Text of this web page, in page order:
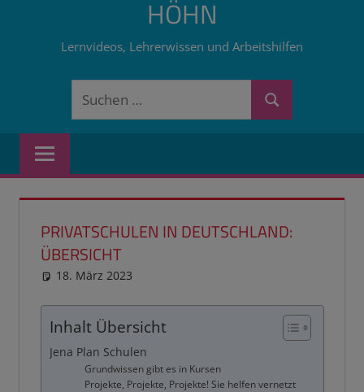
HÖHN
Lernvideos, Lehrerwissen und Arbeitshilfen
Suchen
Suchen
PRIVATSCHULEN IN DEUTSCHLAND:
ÜBERSICHT
18. März 2023
Inhalt Übersicht
Jena Plan Schulen
Grundwissen gibt es in Kursen
Projekte, Projekte, Projekte! Sie helfen vernetzt